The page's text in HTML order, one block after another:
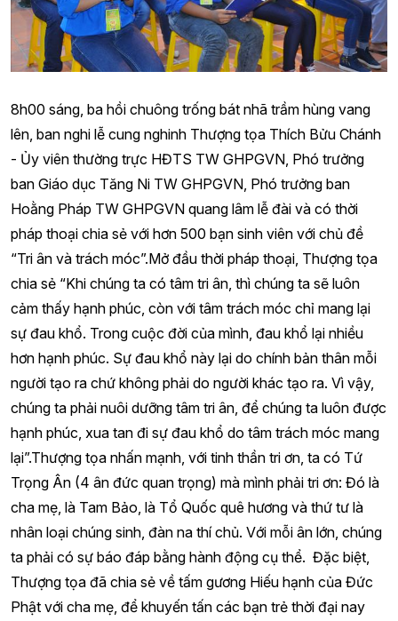
8h00 sáng, ba hồi chuông trống bát nhã trầm hùng vang
lên, ban nghi lễ cung nghinh Thượng tọa Thích Bửu Chánh
- Ủy viên thường trực HĐTS TW GHPGVN, Phó trưởng
ban Giáo dục Tăng Ni TW GHPGVN, Phó trưởng ban
Hoằng Pháp TW GHPGVN quang lâm lễ đài và có thời
pháp thoại chia sẻ với hơn 500 bạn sinh viên với chủ đề
“Tri ân và trách móc”.Mở đầu thời pháp thoại, Thượng tọa
chia sẻ “Khi chúng ta có tâm tri ân, thì chúng ta sẽ luôn
cảm thấy hạnh phúc, còn với tâm trách móc chỉ mang lại
sự đau khổ. Trong cuộc đời của mình, đau khổ lại nhiều
hơn hạnh phúc. Sự đau khổ này lại do chính bản thân mỗi
người tạo ra chứ không phải do người khác tạo ra. Vì vậy,
chúng ta phải nuôi dưỡng tâm tri ân, để chúng ta luôn được
hạnh phúc, xua tan đi sự đau khổ do tâm trách móc mang
lại”.Thượng tọa nhấn mạnh, với tinh thần tri ơn, ta có Tứ
Trọng Ân (4 ân đức quan trọng) mà mình phải tri ơn: Đó là
cha mẹ, là Tam Bảo, là Tổ Quốc quê hương và thứ tư là
nhân loại chúng sinh, đàn na thí chủ. Với mỗi ân lớn, chúng
ta phải có sự báo đáp bằng hành động cụ thể. Đặc biệt,
Thượng tọa đã chia sẻ về tấm gương Hiếu hạnh của Đức
Phật với cha mẹ, để khuyến tấn các bạn trẻ thời đại nay